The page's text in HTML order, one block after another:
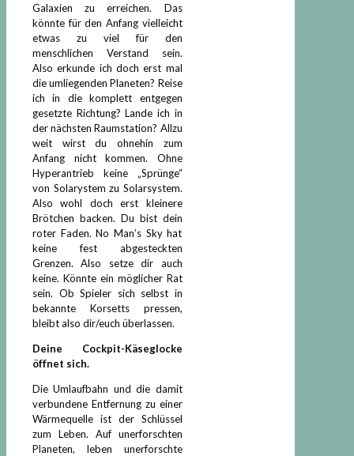
Galaxien zu erreichen. Das
könnte für den Anfang vielleicht
etwas zu viel für den
menschlichen Verstand sein.
Also erkunde ich doch erst mal
die umliegenden Planeten? Reise
ich in die komplett entgegen
gesetzte Richtung? Lande ich in
der nächsten Raumstation? Allzu
weit wirst du ohnehin zum
Anfang nicht kommen. Ohne
Hyperantrieb keine „Sprünge“
von Solarystem zu Solarsystem.
Also wohl doch erst kleinere
Brötchen backen. Du bist dein
roter Faden. No Man’s Sky hat
keine fest abgesteckten
Grenzen. Also setze dir auch
keine. Könnte ein möglicher Rat
sein. Ob Spieler sich selbst in
bekannte Korsetts pressen,
bleibt also dir/euch überlassen.
Deine Cockpit-Käseglocke
öffnet sich.
Die Umlaufbahn und die damit
verbundene Entfernung zu einer
Wärmequelle ist der Schlüssel
zum Leben. Auf unerforschten
Planeten, leben unerforschte